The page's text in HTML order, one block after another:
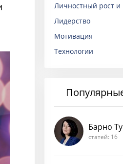
Личностный рост и
Лидерство
Мотивация
Технологии
Барно
статей: 16